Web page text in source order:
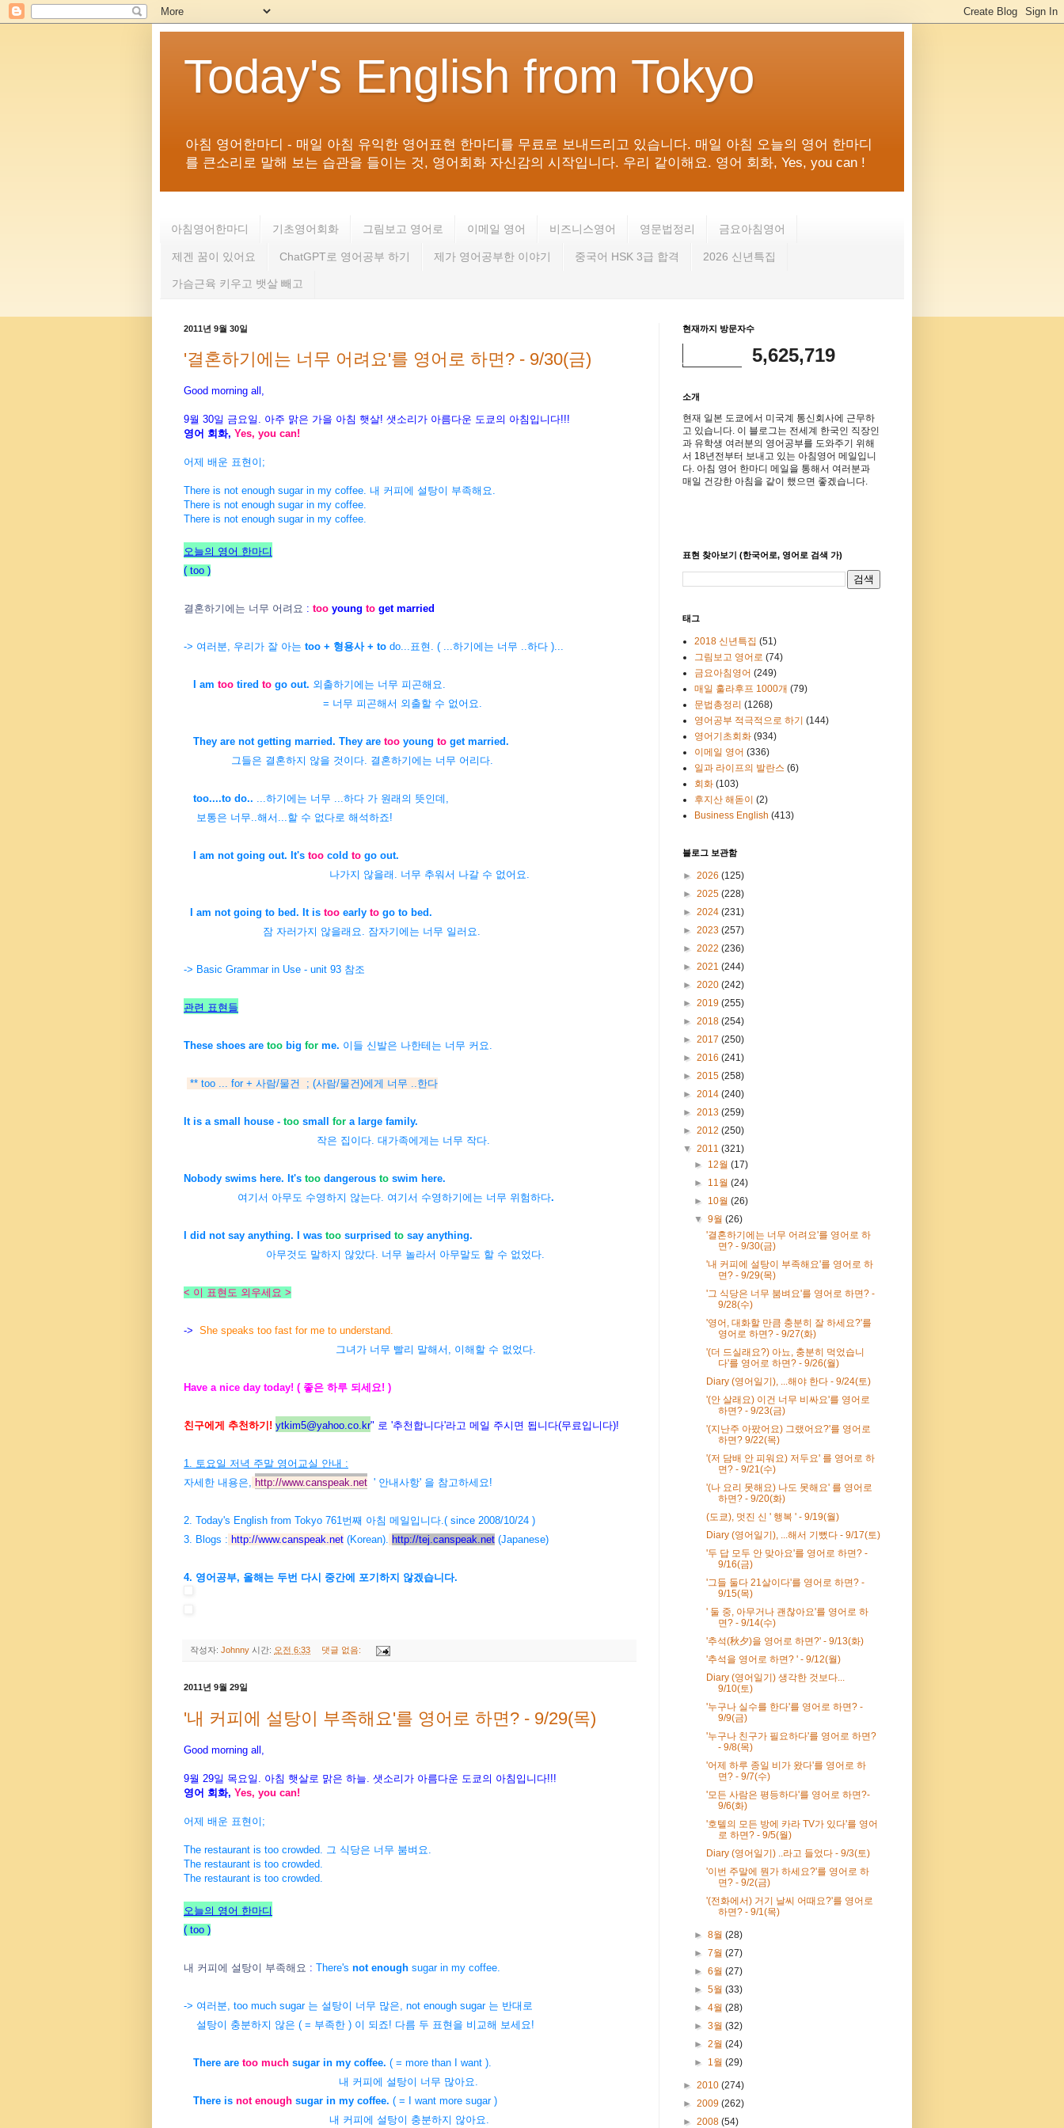
Today's English from Tokyo
아침 영어한마디 - 매일 아침 유익한 영어표현 한마디를 무료로 보내드리고 있습니다. 매일 아침 오늘의 영어 한마디
를 큰소리로 말해 보는 습관을 들이는 것, 영어회화 자신감의 시작입니다. 우리 같이해요. 영어 회화, Yes, you can !
아침영어한마디 기초영어회화 그림보고 영어로 이메일 영어 비즈니스영어 영문법정리 금요아침영어
제겐 꿈이 있어요 ChatGPT로 영어공부 하기 제가 영어공부한 이야기 중국어 HSK 3급 합격 2026 신년특집
가슴근육 키우고 뱃살 빼고
2011년 9월 30일
'결혼하기에는 너무 어려요'를 영어로 하면? - 9/30(금)
Good morning all,
9월 30일 금요일. 아주 맑은 가을 아침 햇살! 샛소리가 아름다운 도쿄의 아침입니다!!!
영어 회화, Yes, you can!
어제 배운 표현이;
There is not enough sugar in my coffee. 내 커피에 설탕이 부족해요.
There is not enough sugar in my coffee.
There is not enough sugar in my coffee.
오늘의 영어 한마디
( too )
결혼하기에는 너무 어려요 : too young to get married
-> 여러분, 우리가 잘 아는 too + 형용사 + to do...표현. ( ...하기에는 너무 ..하다 )...
I am too tired to go out. 외출하기에는 너무 피곤해요.
= 너무 피곤해서 외출할 수 없어요.
They are not getting married. They are too young to get married.
그들은 결혼하지 않을 것이다. 결혼하기에는 너무 어리다.
too....to do.. ...하기에는 너무 ...하다 가 원래의 뜻인데,
보통은 너무..해서...할 수 없다로 해석하죠!
I am not going out. It's too cold to go out.
나가지 않을래. 너무 추워서 나갈 수 없어요.
I am not going to bed. It is too early to go to bed.
잠 자러가지 않을래요. 잠자기에는 너무 일러요.
-> Basic Grammar in Use - unit 93 참조
관련 표현들
These shoes are too big for me. 이들 신발은 나한테는 너무 커요.
** too ... for + 사람/물건 ; (사람/물건)에게 너무 ..한다
It is a small house - too small for a large family.
작은 집이다. 대가족에게는 너무 작다.
Nobody swims here. It's too dangerous to swim here.
여기서 아무도 수영하지 않는다. 여기서 수영하기에는 너무 위험하다.
I did not say anything. I was too surprised to say anything.
아무것도 말하지 않았다. 너무 놀라서 아무말도 할 수 없었다.
< 이 표현도 외우세요 >
-> She speaks too fast for me to understand.
그녀가 너무 빨리 말해서, 이해할 수 없었다.
Have a nice day today! ( 좋은 하루 되세요! )
친구에게 추천하기! ytkim5@yahoo.co.kr" 로 '추천합니다'라고 메일 주시면 됩니다(무료입니다)!
1. 토요일 저녁 주말 영어교실 안내 :
자세한 내용은, http://www.canspeak.net ' 안내사항' 을 참고하세요!
2. Today's English from Tokyo 761번째 아침 메일입니다.( since 2008/10/24 )
3. Blogs : http://www.canspeak.net (Korean). http://tej.canspeak.net (Japanese)
4. 영어공부, 올해는 두번 다시 중간에 포기하지 않겠습니다.
작성자: Johnny 시간: 오전 6:33 댓글 없음:
2011년 9월 29일
'내 커피에 설탕이 부족해요'를 영어로 하면? - 9/29(목)
Good morning all,
9월 29일 목요일. 아침 햇살로 맑은 하늘. 샛소리가 아름다운 도쿄의 아침입니다!!!
영어 회화, Yes, you can!
어제 배운 표현이;
The restaurant is too crowded. 그 식당은 너무 붐벼요.
The restaurant is too crowded.
The restaurant is too crowded.
오늘의 영어 한마디
( too )
내 커피에 설탕이 부족해요 : There's not enough sugar in my coffee.
-> 여러분, too much sugar 는 설탕이 너무 많은, not enough sugar 는 반대로
설탕이 충분하지 않은 ( = 부족한 ) 이 되죠! 다름 두 표현을 비교해 보세요!
There are too much sugar in my coffee. ( = more than I want ).
내 커피에 설탕이 너무 많아요.
There is not enough sugar in my coffee. ( = I want more sugar )
내 커피에 설탕이 충분하지 않아요.
현재까지 방문자수
5,625,719
소개
현재 일본 도쿄에서 미국계 통신회사에 근무하
고 있습니다. 이 블로그는 전세계 한국인 직장인
과 유학생 여러분의 영어공부를 도와주기 위해
서 18년전부터 보내고 있는 아침영어 메일입니
다. 아침 영어 한마디 메일을 통해서 여러분과
매일 건강한 아침을 같이 했으면 좋겠습니다.
표현 찾아보기 (한국어로, 영어로 검색 가)
태그
2018 신년특집 (51)
그림보고 영어로 (74)
금요아침영어 (249)
매일 훌라후프 1000개 (79)
문법총정리 (1268)
영어공부 적극적으로 하기 (144)
영어기초회화 (934)
이메일 영어 (336)
일과 라이프의 발란스 (6)
회화 (103)
후지산 해돋이 (2)
Business English (413)
블로그 보관함
► 2026 (125)
► 2025 (228)
► 2024 (231)
► 2023 (257)
► 2022 (236)
► 2021 (244)
► 2020 (242)
► 2019 (255)
► 2018 (254)
► 2017 (250)
► 2016 (241)
► 2015 (258)
► 2014 (240)
► 2013 (259)
► 2012 (250)
▼ 2011 (321)
► 12월(17)
► 11월(24)
► 10월(26)
▼9월(26)
'결혼하기에는 너무 어려요'를 영어로 하
면? - 9/30(금)
'내 커피에 설탕이 부족해요'를 영어로 하
면? - 9/29(목)
'그 식당은 너무 붐벼요'를 영어로 하면? -
9/28(수)
'영어, 대화할 만큼 충분히 잘 하세요?'를
영어로 하면? - 9/27(화)
'(더 드실래요?) 아뇨, 충분히 먹었습니
다'를 영어로 하면? - 9/26(월)
Diary (영어일기), ...해야 한다 - 9/24(토)
'(안 살래요) 이건 너무 비싸요'를 영어로
하면? - 9/23(금)
'(지난주 아팠어요) 그랬어요?'를 영어로
하면? 9/22(목)
'(저 담배 안 피워요) 저두요' 를 영어로 하
면? - 9/21(수)
'(나 요리 못해요) 나도 못해요' 를 영어로
하면? - 9/20(화)
(도쿄), 멋진 신 ' 행복 ' - 9/19(월)
Diary (영어일기), ...해서 기뻤다 - 9/17(토)
'두 답 모두 안 맞아요'를 영어로 하면? -
9/16(금)
'그들 둘다 21살이다'를 영어로 하면? -
9/15(목)
' 둘 중, 아무거나 괜찮아요'를 영어로 하
면? - 9/14(수)
'추석(秋夕)을 영어로 하면?' - 9/13(화)
'추석을 영어로 하면? ' - 9/12(월)
Diary (영어일기) 생각한 것보다...
9/10(토)
'누구나 실수를 한다'를 영어로 하면? -
9/9(금)
'누구나 친구가 필요하다'를 영어로 하면?
- 9/8(목)
'어제 하루 종일 비가 왔다'를 영어로 하
면? - 9/7(수)
'모든 사람은 평등하다'를 영어로 하면?-
9/6(화)
'호텔의 모든 방에 카라 TV가 있다'를 영어
로 하면? - 9/5(월)
Diary (영어일기) ..라고 들었다 - 9/3(토)
'이번 주말에 뭔가 하세요?'를 영어로 하
면? - 9/2(금)
'(전화에서) 거기 날씨 어때요?'를 영어로
하면? - 9/1(목)
►8월(28)
►7월(27)
►6월(27)
►5월(33)
►4월(28)
►3월(32)
►2월(24)
► 1월(29)
► 2010 (274)
► 2009 (262)
► 2008 (54)